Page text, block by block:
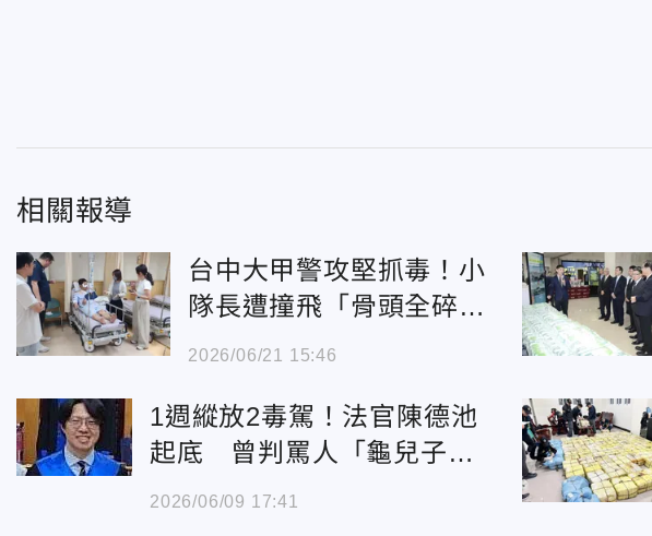
相關報導
台中大甲警攻堅抓毒！小
隊長遭撞飛「骨頭全碎」
仍死命壓制
2026/06/21 15:46
1週縱放2毒駕！法官陳德池
起底 曾判罵人「龜兒子」
無罪
2026/06/09 17:41